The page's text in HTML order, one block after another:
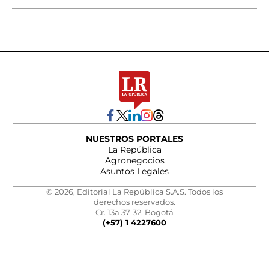
NUESTROS PORTALES
La República
Agronegocios
Asuntos Legales
© 2026, Editorial La República S.A.S. Todos los
derechos reservados.
Cr. 13a 37-32, Bogotá
(+57) 1 4227600